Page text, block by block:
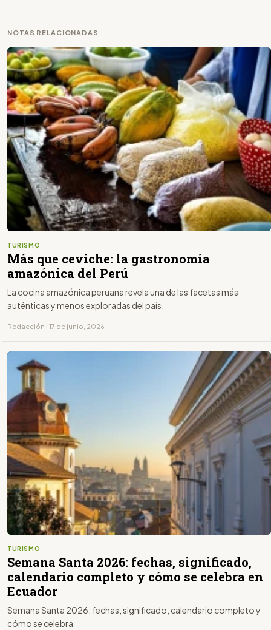
NOTAS RELACIONADAS
TURISMO
Más que ceviche: la gastronomía
amazónica del Perú
La cocina amazónica peruana revela una de las facetas más
auténticas y menos exploradas del país.
Redacción · 17 de junio, 2026
TURISMO
Semana Santa 2026: fechas, significado,
calendario completo y cómo se celebra en
Ecuador
Semana Santa 2026: fechas, significado, calendario completo y
cómo se celebra